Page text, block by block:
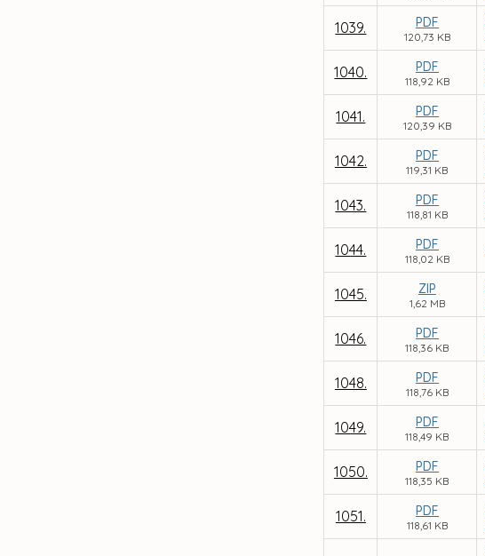
1039. PDF
120,73 KB
1040. PDF
118,92 KB
1041. PDF
120,39 KB
1042. PDF
119,31 KB
1043. PDF
118,81 KB
1044. PDF
118,02 KB
1045. ZIP
1,62 MB
1046. PDF
118,36 KB
1048. PDF
118,76 KB
1049. PDF
118,49 KB
1050. PDF
118,35 KB
1051. PDF
118,61 KB